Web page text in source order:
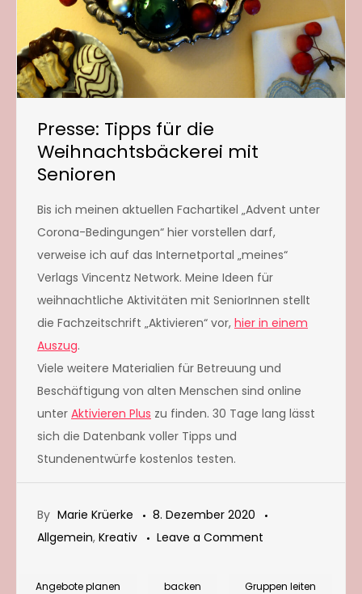
Presse: Tipps für die
Weihnachtsbäckerei mit
Senioren
Bis ich meinen aktuellen Fachartikel „Advent unter
Corona-Bedingungen“ hier vorstellen darf,
verweise ich auf das Internetportal „meines“
Verlags Vincentz Network. Meine Ideen für
weihnachtliche Aktivitäten mit SeniorInnen stellt
die Fachzeitschrift „Aktivieren“ vor, hier in einem
Auszug.
Viele weitere Materialien für Betreuung und
Beschäftigung von alten Menschen sind online
unter Aktivieren Plus zu finden. 30 Tage lang lässt
sich die Datenbank voller Tipps und
Stundenentwürfe kostenlos testen.
By Marie Krüerke
8. Dezember 2020
Allgemein, Kreativ Leave a Comment
Tipps
Angebote planen backen Gruppen leiten